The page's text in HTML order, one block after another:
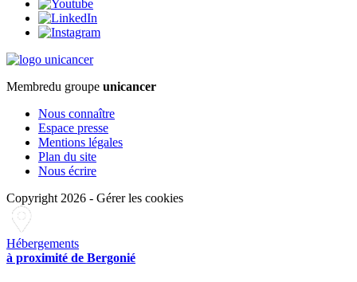
Membredu groupe unicancer
Nous connaître
Espace presse
Mentions légales
Plan du site
Nous écrire
Copyright 2026 - Gérer les cookies
Hébergements
à proximité de Bergonié